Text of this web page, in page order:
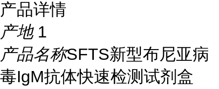
产品详情
产地 1
产品名称SFTS新型布尼亚病
毒IgM抗体快速检测试剂盒